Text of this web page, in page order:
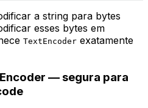
a string para bytes
esses bytes em
TextEncoder exatamente
— segura para